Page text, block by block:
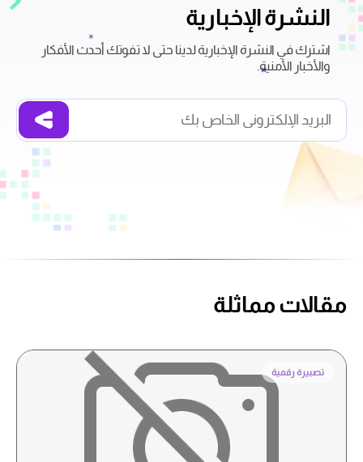
النشرة الإخبارية
اشترك في النشرة الإخبارية لدينا حتى لا تفوتك أحدث الأفكار
والأخبار الأمنية.
مقالات مماثلة
تصبيرة رقمية